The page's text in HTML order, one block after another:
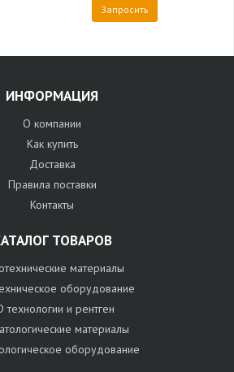
Запросить
ИНФОРМАЦИЯ
О компании
Как купить
Доставка
Правила поставки
Контакты
ТОВАРОВ
материалы
оборудование
технологии и рентген
материалы
оборудование